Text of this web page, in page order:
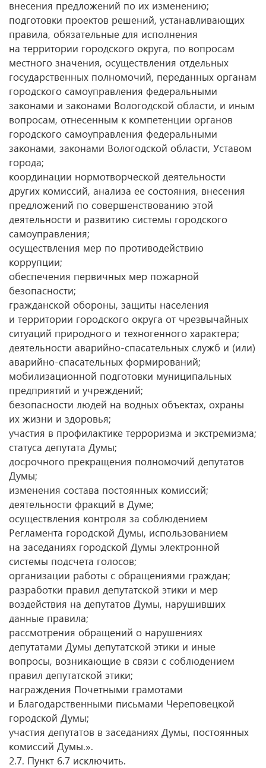
внесения предложений по их изменению;
подготовки проектов решений, устанавливающих
правила, обязательные для исполнения
на территории городского округа, по вопросам
местного значения, осуществления отдельных
государственных полномочий, переданных органам
городского самоуправления федеральными
законами и законами Вологодской области, и иным
вопросам, отнесенным к компетенции органов
городского самоуправления федеральными
законами, законами Вологодской области, Уставом
города;
координации нормотворческой деятельности
других комиссий, анализа ее состояния, внесения
предложений по совершенствованию этой
деятельности и развитию системы городского
самоуправления;
осуществления мер по противодействию
коррупции;
обеспечения первичных мер пожарной
безопасности;
гражданской обороны, защиты населения
и территории городского округа от чрезвычайных
ситуаций природного и техногенного характера;
деятельности аварийно-спасательных служб и (или)
аварийно-спасательных формирований;
мобилизационной подготовки муниципальных
предприятий и учреждений;
безопасности людей на водных объектах, охраны
их жизни и здоровья;
участия в профилактике терроризма и экстремизма;
статуса депутата Думы;
досрочного прекращения полномочий депутатов
Думы;
изменения состава постоянных комиссий;
деятельности фракций в Думе;
осуществления контроля за соблюдением
Регламента городской Думы, использованием
на заседаниях городской Думы электронной
системы подсчета голосов;
организации работы с обращениями граждан;
разработки правил депутатской этики и мер
воздействия на депутатов Думы, нарушивших
данные правила;
рассмотрения обращений о нарушениях
депутатами Думы депутатской этики и иные
вопросы, возникающие в связи с соблюдением
правил депутатской этики;
награждения Почетными грамотами
и Благодарственными письмами Череповецкой
городской Думы;
участия депутатов в заседаниях Думы, постоянных
комиссий Думы.».
2.7. Пункт 6.7 исключить.